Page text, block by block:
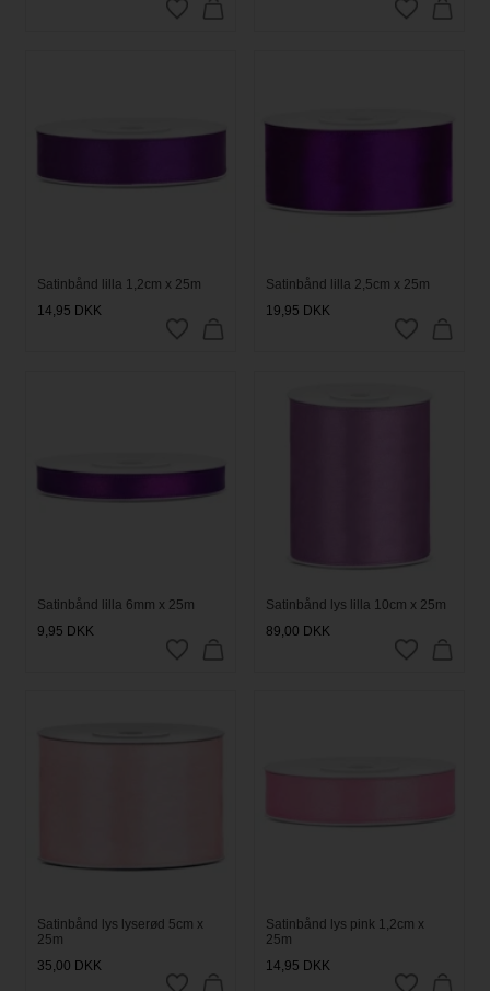
Satinbånd lilla 1,2cm x 25m
14,95 DKK
Satinbånd lilla 2,5cm x 25m
19,95 DKK
Satinbånd lilla 6mm x 25m
9,95 DKK
Satinbånd lys lilla 10cm x 25m
89,00 DKK
Satinbånd lys lyserød 5cm x
25m
35,00 DKK
Satinbånd lys pink 1,2cm x
25m
14,95 DKK